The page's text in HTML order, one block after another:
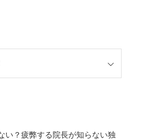
い？疲弊する院長が知らない独